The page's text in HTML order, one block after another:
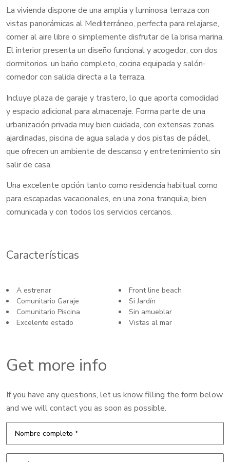
La vivienda dispone de una amplia y luminosa terraza con
vistas panorámicas al Mediterráneo, perfecta para relajarse,
comer al aire libre o simplemente disfrutar de la brisa marina.
El interior presenta un diseño funcional y acogedor, con dos
dormitorios, un baño completo, cocina equipada y salón-
comedor con salida directa a la terraza.
Incluye plaza de garaje y trastero, lo que aporta comodidad
y espacio adicional para almacenaje. Forma parte de una
urbanización privada muy bien cuidada, con extensas zonas
ajardinadas, piscina de agua salada y dos pistas de pádel,
que ofrecen un ambiente de descanso y entretenimiento sin
salir de casa.
Una excelente opción tanto como residencia habitual como
para escapadas vacacionales, en una zona tranquila, bien
comunicada y con todos los servicios cercanos.
Características
A estrenar
Comunitario Garaje
Comunitario Piscina
Excelente estado
Front line beach
Si Jardín
Sin amueblar
Vistas al mar
Get more info
If you have any questions, let us know filling the form below
and we will contact you as soon as possible.